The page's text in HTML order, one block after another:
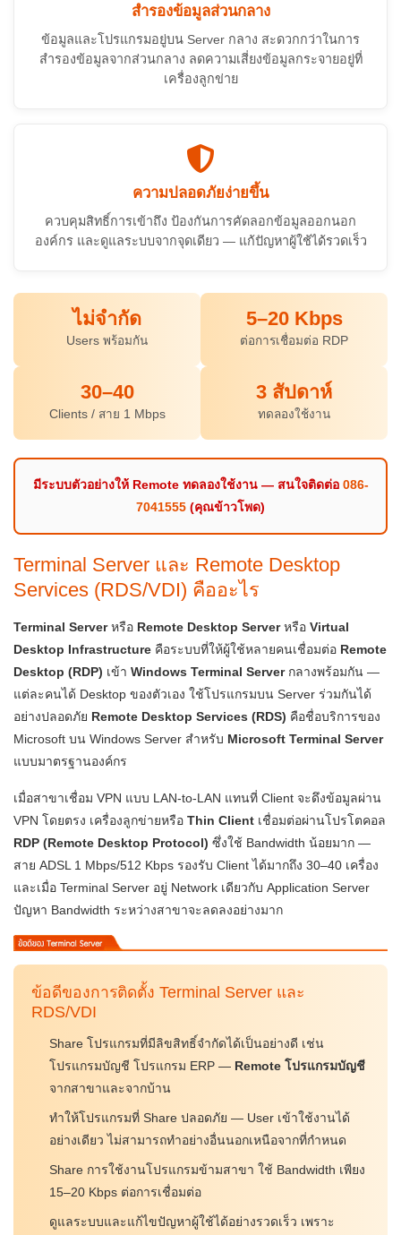
สำรองข้อมูลส่วนกลาง
ข้อมูลและโปรแกรมอยู่บน Server กลาง สะดวกกว่าในการ
สำรองข้อมูลจากส่วนกลาง ลดความเสี่ยงข้อมูลกระจายอยู่ที่
เครื่องลูกข่าย
ความปลอดภัยง่ายขึ้น
ควบคุมสิทธิ์การเข้าถึง ป้องกันการคัดลอกข้อมูลออกนอก
องค์กร และดูแลระบบจากจุดเดียว — แก้ปัญหาผู้ใช้ได้รวดเร็ว
ไม่จำกัด
Users พร้อมกัน
5–20 Kbps
ต่อการเชื่อมต่อ RDP
30–40
Clients / สาย 1 Mbps
3 สัปดาห์
ทดลองใช้งาน
มีระบบตัวอย่างให้ Remote ทดลองใช้งาน — สนใจติดต่อ 086-
7041555 (คุณข้าวโพด)
Terminal Server และ Remote Desktop
Services (RDS/VDI) คืออะไร
Terminal Serverหรือ Remote Desktop Serverหรือ Virtual
Desktop Infrastructure คือระบบที่ให้ผู้ใช้หลายคนเชื่อมต่อ Remote
Desktop (RDP) เข้า Windows Terminal Serverกลางพร้อมกัน —
แต่ละคนได้ Desktop ของตัวเอง ใช้โปรแกรมบน Server ร่วมกันได้
อย่างปลอดภัย Remote Desktop Services (RDS) คือชื่อบริการของ
Microsoft บน Windows Server สำหรับ Microsoft Terminal Server
แบบมาตรฐานองค์กร
เมื่อสาขาเชื่อม VPN แบบ LAN-to-LAN แทนที่ Client จะดึงข้อมูลผ่าน
VPN โดยตรง เครื่องลูกข่ายหรือ Thin Client เชื่อมต่อผ่านโปรโตคอล
RDP (Remote Desktop Protocol) ซึ่งใช้ Bandwidth น้อยมาก —
สาย ADSL 1 Mbps/512 Kbps รองรับ Client ได้มากถึง 30–40 เครื่อง
และเมื่อ Terminal Server อยู่ Network เดียวกับ Application Server
ปัญหา Bandwidth ระหว่างสาขาจะลดลงอย่างมาก
ข้อดีของการติดตั้ง Terminal Server และ
RDS/VDI
Share โปรแกรมที่มีลิขสิทธิ์จำกัดได้เป็นอย่างดี เช่น
โปรแกรมบัญชี โปรแกรม ERP — Remote โปรแกรมบัญชี
จากสาขาและจากบ้าน
ทำให้โปรแกรมที่ Share ปลอดภัย — User เข้าใช้งานได้
อย่างเดียว ไม่สามารถทำอย่างอื่นนอกเหนือจากที่กำหนด
Share การใช้งานโปรแกรมข้ามสาขา ใช้ Bandwidth เพียง
15–20 Kbps ต่อการเชื่อมต่อ
ดูแลระบบและแก้ไขปัญหาผู้ใช้ได้อย่างรวดเร็ว เพราะ